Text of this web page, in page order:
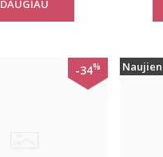
DAUGIAU
-34%